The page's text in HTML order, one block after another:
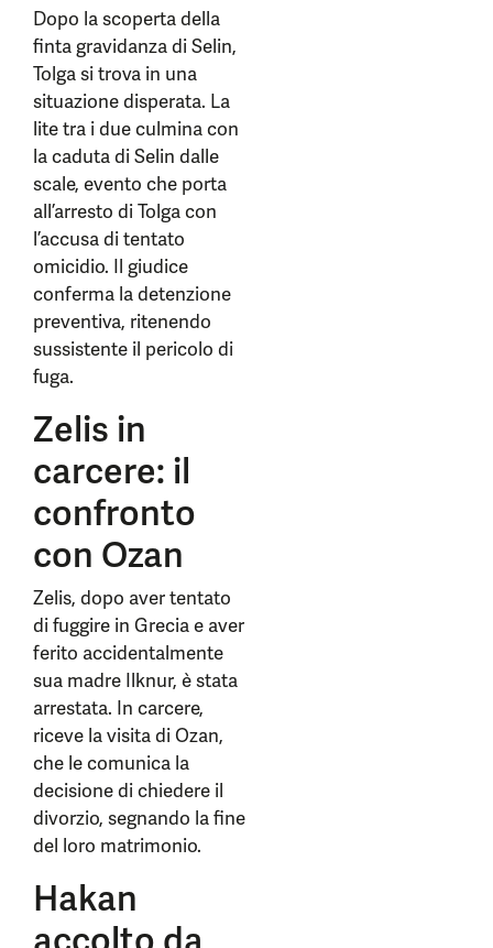
Dopo la scoperta della
finta gravidanza di Selin,
Tolga si trova in una
situazione disperata. La
lite tra i due culmina con
la caduta di Selin dalle
scale, evento che porta
all’arresto di Tolga con
l’accusa di tentato
omicidio. Il giudice
conferma la detenzione
preventiva, ritenendo
sussistente il pericolo di
fuga.
Zelis in
carcere: il
confronto
con Ozan
Zelis, dopo aver tentato
di fuggire in Grecia e aver
ferito accidentalmente
sua madre Ilknur, è stata
arrestata. In carcere,
riceve la visita di Ozan,
che le comunica la
decisione di chiedere il
divorzio, segnando la fine
del loro matrimonio.
Hakan